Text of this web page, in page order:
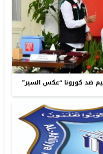
ضد كورونا “عكس السير”